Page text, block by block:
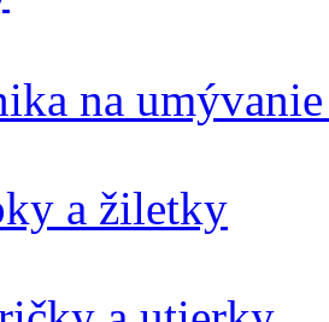
na
a žiletky